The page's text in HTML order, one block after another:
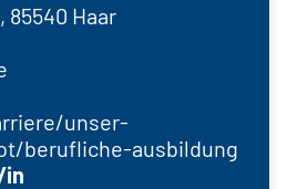
85540 Haar
unser-
berufliche-ausbildung
in